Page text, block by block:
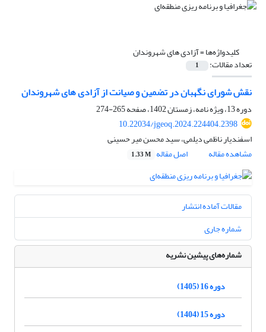
کلیدواژه‌ها =آزادی های شهروندان
تعداد مقالات: 1
نقش شورای نگهبان در تضمین و صیانت از آزادی های شهروندان
دوره 13، ویژه نامه، زمستان 1402، صفحه
265-274
10.22034/jgeoq.2024.224404.2398
اسفندیار ناظمی دیلمی، سید محسن میر حسینی
مشاهده مقاله
اصل مقاله 1.33 M
مقالات آماده انتشار
شماره جاری
شماره‌های پیشین نشریه
دوره 16 (1405)
دوره 15 (1404)